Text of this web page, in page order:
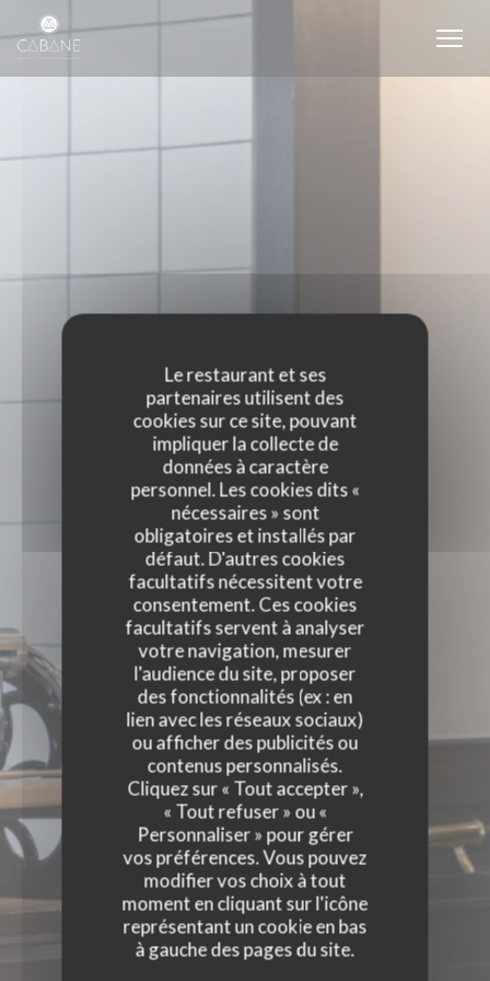
Personnalisation de vos choix en matière de cookies
Le restaurant et ses
partenaires utilisent des
cookies sur ce site, pouvant
impliquer la collecte de
données à caractère
personnel. Les cookies dits «
nécessaires » sont
obligatoires et installés par
défaut. D'autres cookies
facultatifs nécessitent votre
consentement. Ces cookies
facultatifs servent à analyser
votre navigation, mesurer
l'audience du site, proposer
des fonctionnalités (ex : en
lien avec les réseaux sociaux)
ou afficher des publicités ou
contenus personnalisés.
Cliquez sur « Tout accepter »,
« Tout refuser » ou «
Personnaliser » pour gérer
vos préférences. Vous pouvez
modifier vos choix à tout
moment en cliquant sur l'icône
représentant un cookie en bas
à gauche des pages du site.
ÉVÈNEMENTS